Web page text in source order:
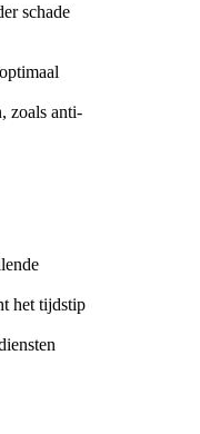
schade
zoals anti-
het tijdstip